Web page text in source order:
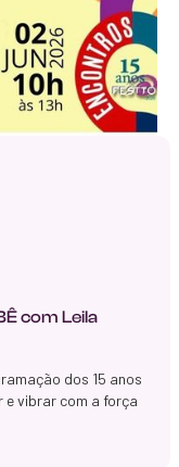
com Leila
dos 15 anos
e vibrar com a força